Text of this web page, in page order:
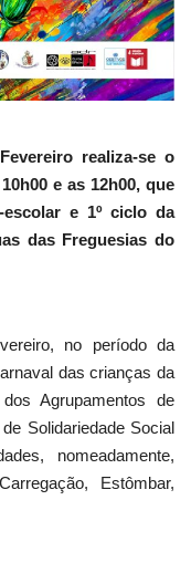
realiza-se o
e as 12h00, que
e 1º ciclo da
das Freguesias do
no período da
das crianças da
Agrupamentos de
Solidariedade Social
nomeadamente,
Estômbar,